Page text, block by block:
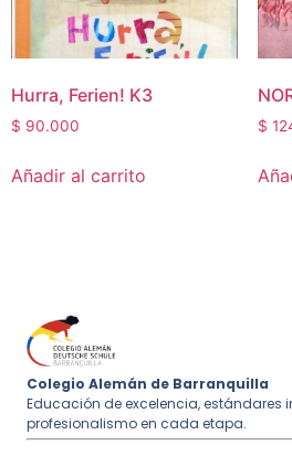
Hurra, Ferien! K3
$ 90.000
Añadir al carrito
$
Colegio Alemán de Barranquilla
Educación de excelencia, estándares
profesionalismo en cada etapa.